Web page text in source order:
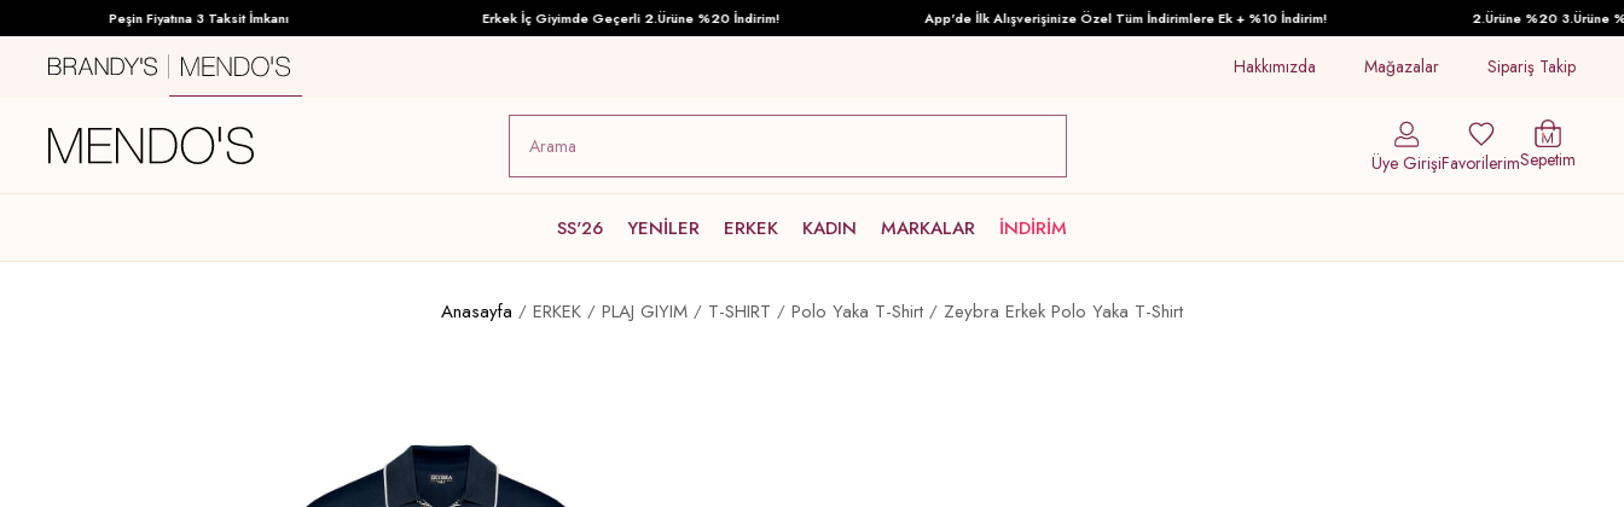
Peşin Fiyatına 3 Taksit İmkanı Erkek İç Giyimde Geçerli 2.Ürüne %20 İndirim! App'de İlk Alışverişinize Özel Tüm İndirimlere Ek + %10 İndirim! 2.Ürüne %20 3.Ürüne
Hakkımızda Mağazalar Sipariş Takip
Üye GirişiFavorilerimSepetim
SS'26 YENİLER ERKEK KADIN MARKALAR İNDİRİM
Anasayfa ERKEK PLAJ GIYIM T-SHIRT Polo Yaka T-Shirt Zeybra Erkek Polo Yaka T-Shirt